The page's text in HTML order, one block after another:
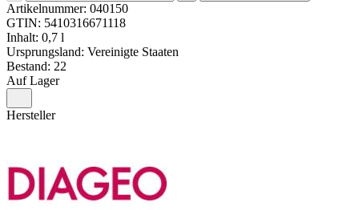
Artikelnummer: 040150
GTIN: 5410316671118
Inhalt: 0,7 l
Ursprungsland: Vereinigte Staaten
Bestand: 22
Auf Lager
Hersteller